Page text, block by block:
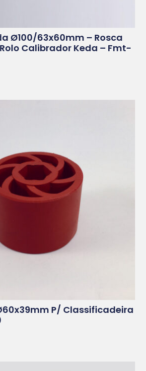
Ø100/63x60mm – Rosca
Calibrador Keda – Fmt-
P/ Classificadeira